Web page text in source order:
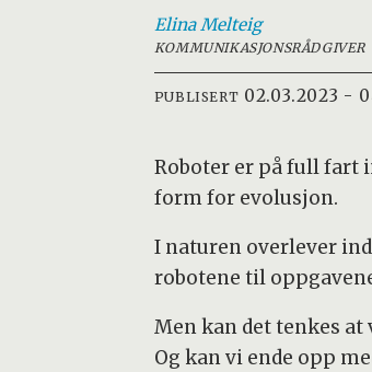
Elina Melteig
KOMMUNIKASJONSRÅDGIVER
PUBLISERT 02.03.2023 -
Roboter er på full fart
form for evolusjon.
I naturen overlever
robotene til
Men kan det tenkes
Og kan vi ende opp